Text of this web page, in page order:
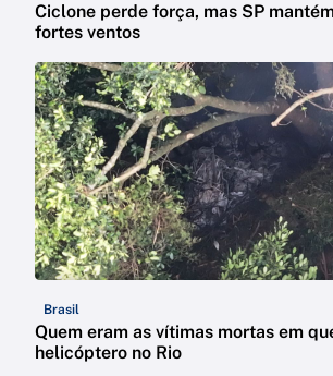
Ciclone perde força, mas SP
fortes ventos
Brasil
Quem eram as vítimas mortas em
helicóptero no Rio